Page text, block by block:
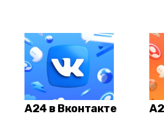
А24 в Вконтакте